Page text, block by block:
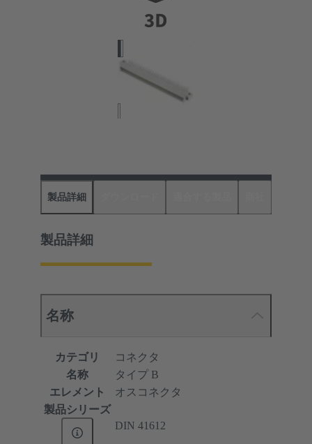
製品詳細
製品詳細
名称
カテゴリ
コネクタ
名称
タイプ B
エレメント
オスコネクタ
製品シリーズ
DIN 41612